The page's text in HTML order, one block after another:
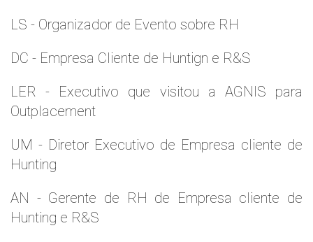
LS - Organizador de Evento sobre RH
DC - Empresa Cliente de Huntign e R&S
LER - Executivo que visitou a AGNIS para
Outplacement
UM - Diretor Executivo de Empresa cliente de
Hunting
AN - Gerente de RH de Empresa cliente de
Hunting e R&S